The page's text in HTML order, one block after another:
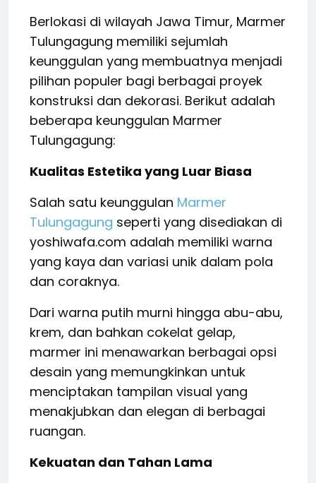
Berlokasi di wilayah Jawa Timur, Marmer
Tulungagung memiliki sejumlah
keunggulan yang membuatnya menjadi
pilihan populer bagi berbagai proyek
konstruksi dan dekorasi. Berikut adalah
beberapa keunggulan Marmer
Tulungagung:
Kualitas Estetika yang Luar Biasa
Salah satu keunggulan Marmer
Tulungagung seperti yang disediakan di
yoshiwafa.com adalah memiliki warna
yang kaya dan variasi unik dalam pola
dan coraknya.
Dari warna putih murni hingga abu-abu,
krem, dan bahkan cokelat gelap,
marmer ini menawarkan berbagai opsi
desain yang memungkinkan untuk
menciptakan tampilan visual yang
menakjubkan dan elegan di berbagai
ruangan.
Kekuatan dan Tahan Lama